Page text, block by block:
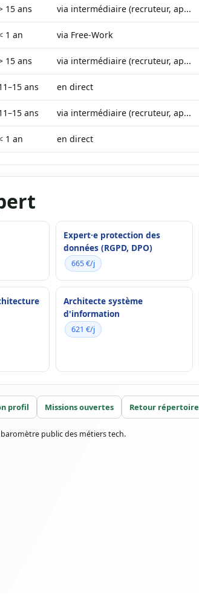
15 ans via intermédiaire (recruteur, ap...
1 an via Free-Work
15 ans via intermédiaire (recruteur, ap...
ans en direct
ans via intermédiaire (recruteur, ap...
1 an en direct
Expert·e protection des
données (RGPD, DPO)
665 €/j
Architecte système
d'information
621 €/j
profil Missions ouvertes Retour répertoire
public des métiers tech.